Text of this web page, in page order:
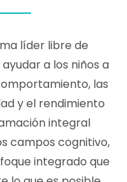
líder libre de
a los niños a
las
y el rendimiento
integral
campos cognitivo,
integrado que